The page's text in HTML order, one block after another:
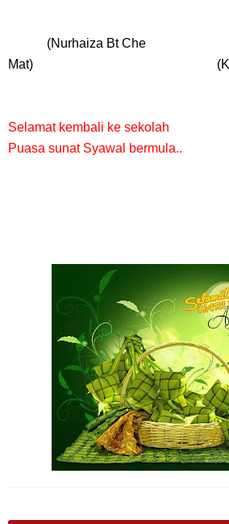
(Nurhaiza Bt Che
Mat) (Kamariah
Selamat kembali ke sekolah
Puasa sunat Syawal bermula..